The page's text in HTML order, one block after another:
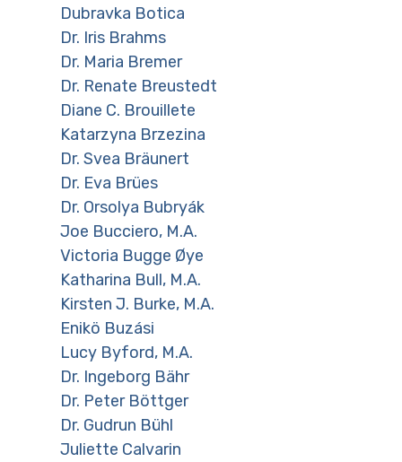
Dubravka Botica
Dr. Iris Brahms
Dr. Maria Bremer
Dr. Renate Breustedt
Diane C. Brouillete
Katarzyna Brzezina
Dr. Svea Bräunert
Dr. Eva Brües
Dr. Orsolya Bubryák
Joe Bucciero, M.A.
Victoria Bugge Øye
Katharina Bull, M.A.
Kirsten J. Burke, M.A.
Enikö Buzási
Lucy Byford, M.A.
Dr. Ingeborg Bähr
Dr. Peter Böttger
Dr. Gudrun Bühl
Juliette Calvarin